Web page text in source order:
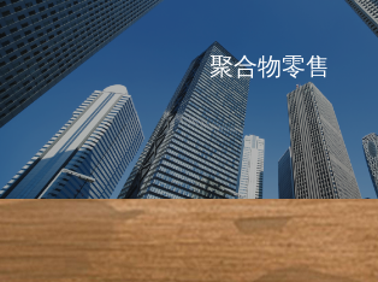
聚合物零售